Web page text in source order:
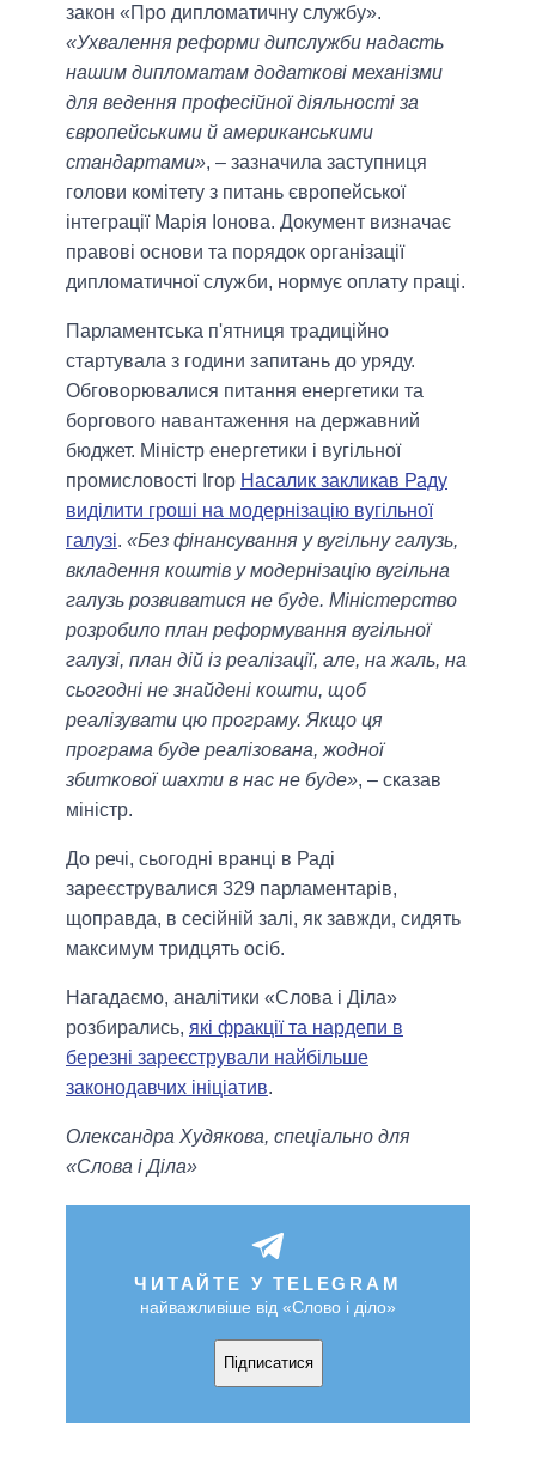
закон «Про дипломатичну службу».
«Ухвалення реформи дипслужби надасть
нашим дипломатам додаткові механізми
для ведення професійної діяльності за
європейськими й американськими
стандартами», – зазначила заступниця
голови комітету з питань європейської
інтеграції Марія Іонова. Документ визначає
правові основи та порядок організації
дипломатичної служби, нормує оплату праці.
Парламентська п'ятниця традиційно
стартувала з години запитань до уряду.
Обговорювалися питання енергетики та
боргового навантаження на державний
бюджет. Міністр енергетики і вугільної
промисловості Ігор Насалик закликав Раду
виділити гроші на модернізацію вугільної
галузі. «Без фінансування у вугільну галузь,
вкладення коштів у модернізацію вугільна
галузь розвиватися не буде. Міністерство
розробило план реформування вугільної
галузі, план дій із реалізації, але, на жаль, на
сьогодні не знайдені кошти, щоб
реалізувати цю програму. Якщо ця
програма буде реалізована, жодної
збиткової шахти в нас не буде», – сказав
міністр.
До речі, сьогодні вранці в Раді
зареєструвалися 329 парламентарів,
щоправда, в сесійній залі, як завжди, сидять
максимум тридцять осіб.
Нагадаємо, аналітики «Слова і Діла»
розбирались, які фракції та нардепи в
березні зареєстрували найбільше
законодавчих ініціатив.
Олександра Худякова, спеціально для
«Слова і Діла»
ЧИТАЙТЕ У TELEGRAM
найважливіше від «Слово і діло»
Підписатися